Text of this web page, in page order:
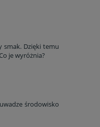
smak. Dzięki temu
je wyróżnia?
środowisko